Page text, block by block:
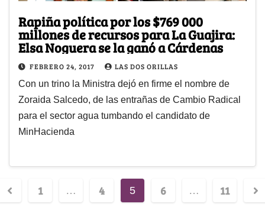
Rapiña política por los $769 000
millones de recursos para La Guajira:
Elsa Noguera se la ganó a Cárdenas
FEBRERO 24, 2017 LAS DOS ORILLAS
Con un trino la Ministra dejó en firme el nombre de
Zoraida Salcedo, de las entrañas de Cambio Radical
para el sector agua tumbando el candidato de
MinHacienda
1 … 4 5 6 … 11